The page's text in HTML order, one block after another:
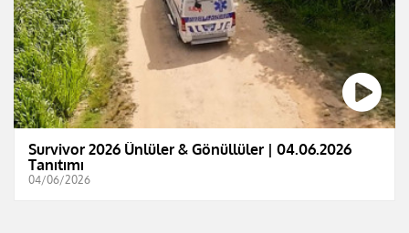
Survivor 2026 Ünlüler & Gönüllüler | 04.06.2026
Tanıtımı
04/06/2026